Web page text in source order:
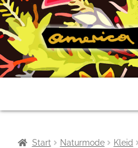
springen
springen
Start Naturmode Kleid